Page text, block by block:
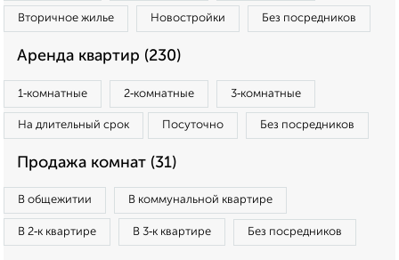
Вторичное жилье Новостройки Без посредников
Аренда квартир (230)
1‑комнатные 2‑комнатные 3‑комнатные
На длительный срок Посуточно Без посредников
Продажа комнат (31)
В общежитии В коммунальной квартире
В 2‑к квартире В 3‑к квартире Без посредников